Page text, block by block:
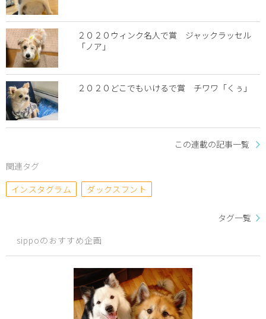
２０２０ウィンク名人で賞 ジャックラッセル
「ノア」
２０２０どこでもいけるで賞 チワワ「くぅ」
この連載の記事一覧
関連タグ
インスタグラム
ダックスフント
タグ一覧
sippoのおすすめ企画